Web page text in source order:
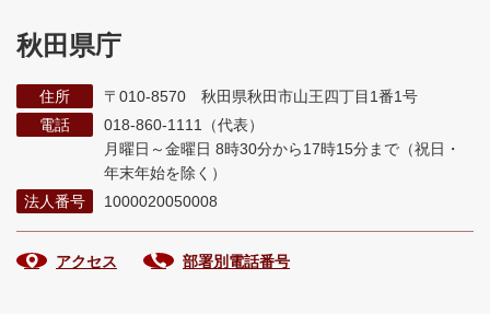
秋田県庁
住所
〒010-8570 秋田県秋田市山王四丁目1番1号
電話
018-860-1111（代表）
月曜日～金曜日 8時30分から17時15分まで （祝日・
年末年始を除く）
法人番号
1000020050008
アクセス 部署別電話番号